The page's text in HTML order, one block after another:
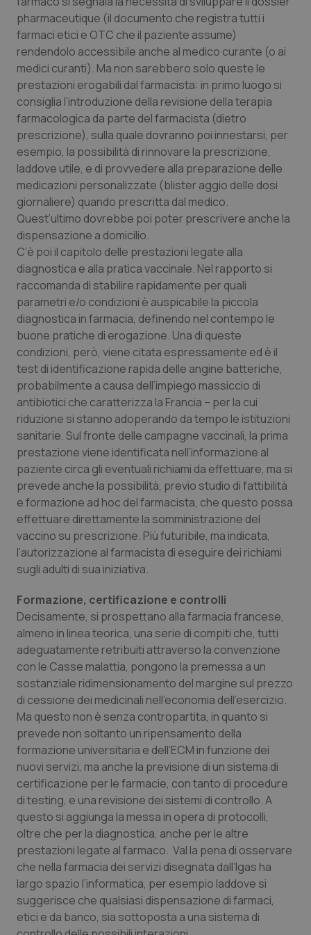
Salute orale & impianti
Sangue & coagulazione
Tiroide
Tumore al seno
Tumore ovarico
Tumori del Polmone & Testa Collo
Tumori gastrointestinali
Ulcera & Reflusso
Vaccini
pharmaceutique (il documento che registra tutti i
farmaci etici e OTC che il paziente assume)
rendendolo accessibile anche al medico curante (o ai
medici curanti). Ma non sarebbero solo queste le
prestazioni erogabili dal farmacista: in primo luogo si
consiglia l’introduzione della revisione della terapia
farmacologica da parte del farmacista (dietro
prescrizione), sulla quale dovranno poi innestarsi, per
esempio, la possibilità di rinnovare la prescrizione,
laddove utile, e di provvedere alla preparazione delle
medicazioni personalizzate (blister aggio delle dosi
giornaliere) quando prescritta dal medico.
Quest’ultimo dovrebbe poi poter prescrivere anche la
dispensazione a domicilio.
C’è poi il capitolo delle prestazioni legate alla
diagnostica e alla pratica vaccinale. Nel rapporto si
raccomanda di stabilire rapidamente per quali
parametri e/o condizioni è auspicabile la piccola
diagnostica in farmacia, definendo nel contempo le
buone pratiche di erogazione. Una di queste
condizioni, però, viene citata espressamente ed è il
test di identificazione rapida delle angine batteriche,
probabilmente a causa dell’impiego massiccio di
antibiotici che caratterizza la Francia – per la cui
riduzione si stanno adoperando da tempo le istituzioni
sanitarie. Sul fronte delle campagne vaccinali, la prima
prestazione viene identificata nell’informazione al
paziente circa gli eventuali richiami da effettuare, ma si
prevede anche la possibilità, previo studio di fattibilità
e formazione ad hoc del farmacista, che questo possa
effettuare direttamente la somministrazione del
vaccino su prescrizione. Più futuribile, ma indicata,
l’autorizzazione al farmacista di eseguire dei richiami
sugli adulti di sua iniziativa.
Formazione, certificazione e controlli
Decisamente, si prospettano alla farmacia francese,
almeno in linea teorica, una serie di compiti che, tutti
adeguatamente retribuiti attraverso la convenzione
con le Casse malattia, pongono la premessa a un
sostanziale ridimensionamento del margine sul prezzo
di cessione dei medicinali nell’economia dell’esercizio.
Ma questo non è senza contropartita, in quanto si
prevede non soltanto un ripensamento della
formazione universitaria e dell’ECM in funzione dei
nuovi servizi, ma anche la previsione di un sistema di
certificazione per le farmacie, con tanto di procedure
di testing, e una revisione dei sistemi di controllo. A
questo si aggiunga la messa in opera di protocolli,
oltre che per la diagnostica, anche per le altre
prestazioni legate al farmaco. Val la pena di osservare
che nella farmacia dei servizi disegnata dall’Igas ha
largo spazio l’informatica, per esempio laddove si
suggerisce che qualsiasi dispensazione di farmaci,
etici e da banco, sia sottoposta a una sistema di